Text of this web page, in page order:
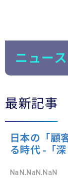
ニュー
最新記事
日本の「顧
る時代 -「
NaN.NaN.NaN